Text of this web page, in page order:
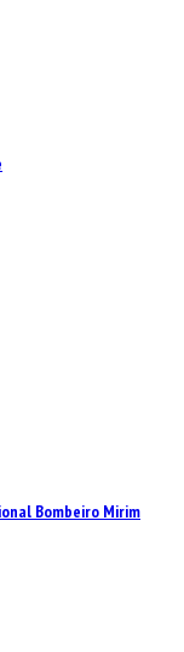
Bombeiro Mirim